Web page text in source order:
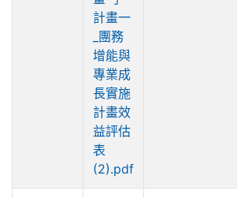
計畫一
_團務
增能與
專業成
長實施
計畫效
益評估
表
(2).pdf